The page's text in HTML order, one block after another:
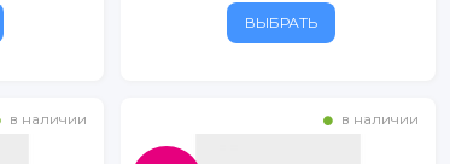
ВЫБРАТЬ
в наличии в наличии